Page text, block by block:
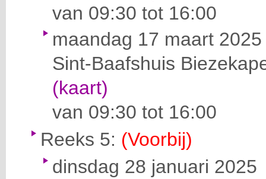
van 09:30 tot 16:00
maandag 17 maart 2025
Sint-Baafshuis
(kaart)
van 09:30 tot 16:00
Reeks 5: (Voorbij)
dinsdag 28 januari 2025